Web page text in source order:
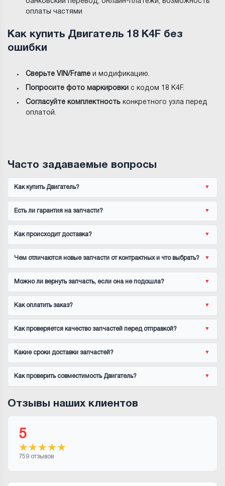
оплаты частями
Как купить Двигатель 18 K4F без
ошибки
Сверьте VIN/Frame и модификацию.
Попросите фото маркировки с кодом 18 K4F.
Согласуйте комплектность конкретного узла перед
оплатой.
Часто задаваемые вопросы
Как купить Двигатель?
Есть ли гарантия на запчасти?
Как происходит доставка?
Чем отличаются новые запчасти от контрактных и что выбрать?
Можно ли вернуть запчасть, если она не подошла?
Как оплатить заказ?
Как проверяется качество запчастей перед отправкой?
Какие сроки доставки запчастей?
Как проверить совместимость Двигатель?
Отзывы наших клиентов
5
★★★★★
759 отзывов